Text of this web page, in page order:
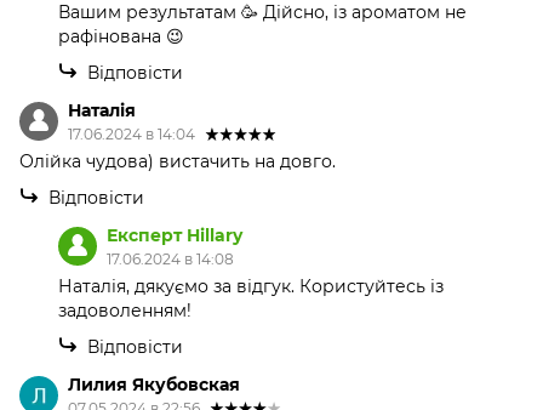
Вашим результатам 🥳 Дійсно, із ароматом не
рафінована 😉
Відповісти
Наталія
17.06.2024 в 14:04
Олійка чудова) вистачить на довго.
Відповісти
Експерт Hillary
17.06.2024 в 14:08
Наталія, дякуємо за відгук. Користуйтесь із
задоволенням!
Відповісти
Лилия Якубовская